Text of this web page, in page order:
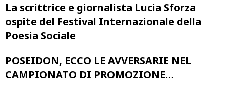
La scrittrice e giornalista Lucia Sforza
ospite del Festival Internazionale della
Poesia Sociale
POSEIDON, ECCO LE AVVERSARIE NEL
CAMPIONATO DI PROMOZIONE…